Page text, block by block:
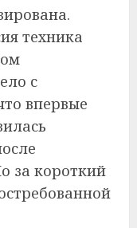
техника
с
впервые
за короткий